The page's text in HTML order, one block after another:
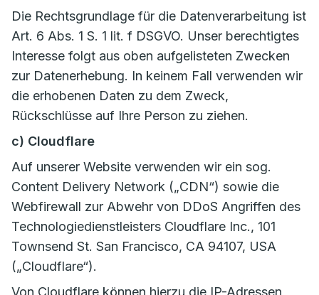
Die Rechtsgrundlage für die Datenverarbeitung ist
Art. 6 Abs. 1 S. 1 lit. f DSGVO. Unser berechtigtes
Interesse folgt aus oben aufgelisteten Zwecken
zur Datenerhebung. In keinem Fall verwenden wir
die erhobenen Daten zu dem Zweck,
Rückschlüsse auf Ihre Person zu ziehen.
c) Cloudflare
Auf unserer Website verwenden wir ein sog.
Content Delivery Network („CDN“) sowie die
Webfirewall zur Abwehr von DDoS Angriffen des
Technologiedienstleisters Cloudflare Inc., 101
Townsend St. San Francisco, CA 94107, USA
(„Cloudflare“).
Von Cloudflare können hierzu die IP-Adressen,